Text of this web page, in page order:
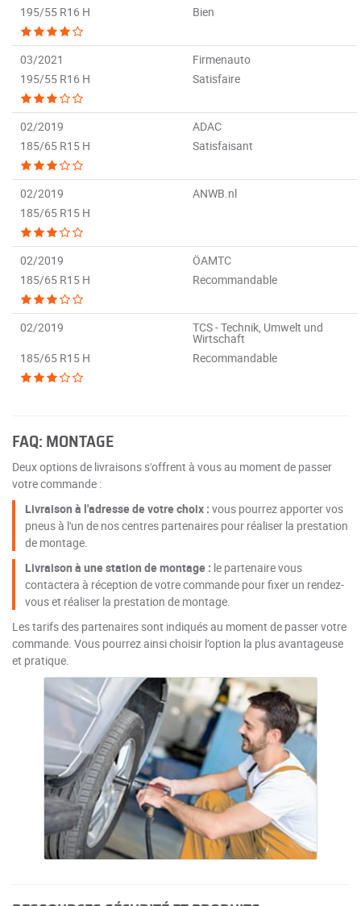
195/55 R16 H Bien
03/2021
Firmenauto
195/55 R16 H
Satisfaire
02/2019
ADAC
185/65 R15 H
Satisfaisant
02/2019
ANWB.nl
185/65 R15 H
02/2019
ÖAMTC
185/65 R15 H
Recommandable
02/2019 TCS - Technik, Umwelt und
Wirtschaft
185/65 R15 H
Recommandable
FAQ: MONTAGE
Deux options de livraisons s'offrent à vous au moment de passer
votre commande :
Livraison à l'adresse de votre choix : vous pourrez apporter vos
pneus à l'un de nos centres partenaires pour réaliser la prestation
de montage.
Livraison à une station de montage : le partenaire vous
contactera à réception de votre commande pour fixer un rendez-
vous et réaliser la prestation de montage.
Les tarifs des partenaires sont indiqués au moment de passer votre
commande. Vous pourrez ainsi choisir l’option la plus avantageuse
et pratique.